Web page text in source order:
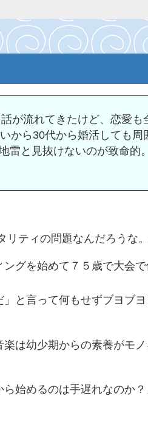
が流れてきたけど、恋愛も
から30代から婚活しても周
雷と見抜けないのが致命的。
リティの問題なんだろうな
グを始めて７５歳で大会で
と言って何もせずブヨブヨ
は幼少期からの素養がモノ
始めるのは手遅れなのか